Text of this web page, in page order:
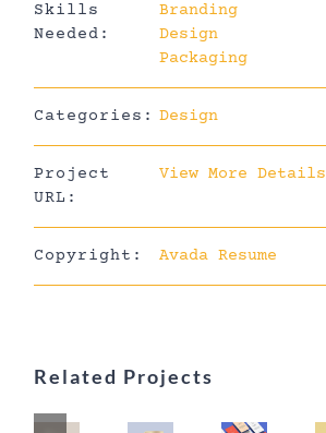
Skills
Needed:
Branding
Design
Packaging
Categories: Design
Project
URL:
View More Details
Copyright: Avada Resume
Related Projects